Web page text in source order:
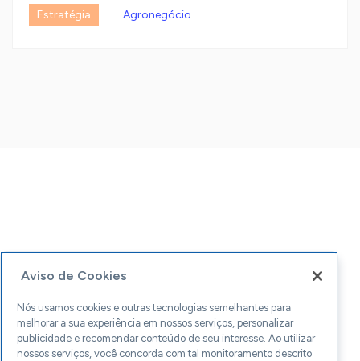
Estratégia
Agronegócio
Aviso de Cookies
Nós usamos cookies e outras tecnologias semelhantes para
melhorar a sua experiência em nossos serviços, personalizar
publicidade e recomendar conteúdo de seu interesse. Ao utilizar
nossos serviços, você concorda com tal monitoramento descrito